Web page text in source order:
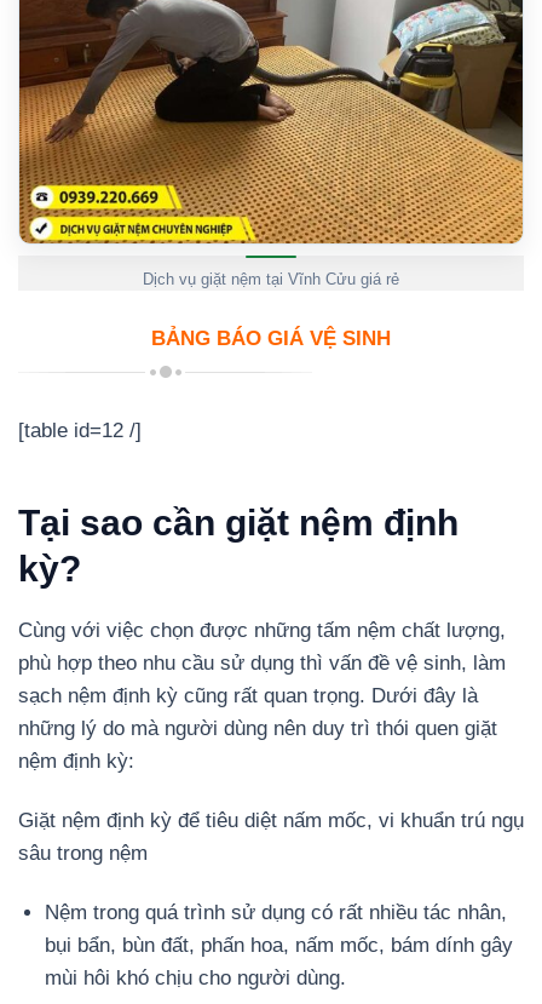
Dịch vụ giặt nệm tại Vĩnh Cửu giá rẻ
BẢNG BÁO GIÁ VỆ SINH
[table id=12 /]
Tại sao cần giặt nệm định
kỳ?
Cùng với việc chọn được những tấm nệm chất lượng,
phù hợp theo nhu cầu sử dụng thì vấn đề vệ sinh, làm
sạch nệm định kỳ cũng rất quan trọng. Dưới đây là
những lý do mà người dùng nên duy trì thói quen giặt
nệm định kỳ:
Giặt nệm định kỳ để tiêu diệt nấm mốc, vi khuẩn trú ngụ
sâu trong nệm
Nệm trong quá trình sử dụng có rất nhiều tác nhân,
bụi bẩn, bùn đất, phấn hoa, nấm mốc, bám dính gây
mùi hôi khó chịu cho người dùng.